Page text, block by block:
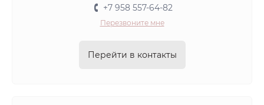
+7 958 557-64-82
Перезвоните мне
Перейти в контакты